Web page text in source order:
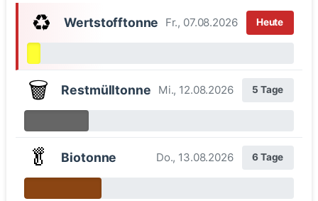
♻️ Wertstofftonne Fr., 07.08.2026 Heute
🗑️ Restmülltonne Mi., 12.08.2026 5 Tage
🥬 Biotonne Do., 13.08.2026 6 Tage